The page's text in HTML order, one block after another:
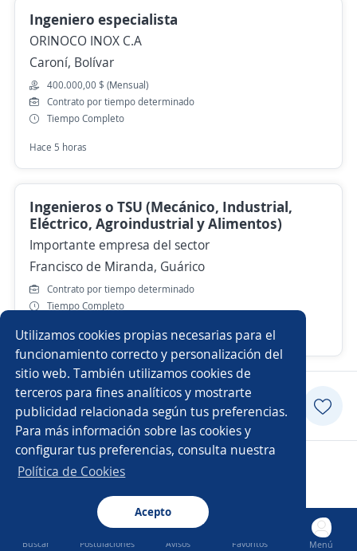
Utilizamos cookies propias necesarias para el
funcionamiento correcto y personalización del
sitio web. También utilizamos cookies de
terceros para fines analíticos y mostrarte
publicidad relacionada según tus preferencias.
Para más información sobre las cookies y
configurar tus preferencias, consulta nuestra
Política de Cookies
Acepto
Buscar Postulaciones Avisos Favoritos Menú
Ingeniero especialista
ORINOCO INOX C.A
Caroní, Bolívar
400.000,00 $ (Mensual)
Contrato por tiempo determinado
Tiempo Completo
Hace 5 horas
Ingenieros o TSU (Mecánico, Industrial,
Eléctrico, Agroindustrial y Alimentos)
Importante empresa del sector
Francisco de Miranda, Guárico
Contrato por tiempo determinado
Tiempo Completo
Hace 3 días
Postularme
Copyright 2014 - 2026 DGNET LTD.
Aviso legal